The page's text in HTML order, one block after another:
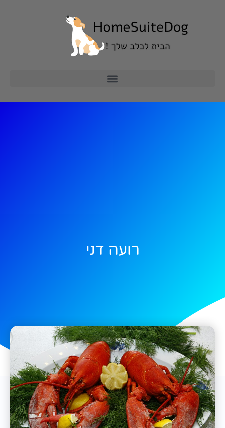
רועה דני